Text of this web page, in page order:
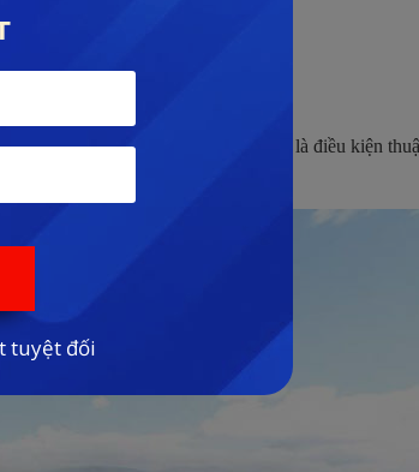
Phong như sau:
và mang nét hoang sơ. Đây chính là điều kiện